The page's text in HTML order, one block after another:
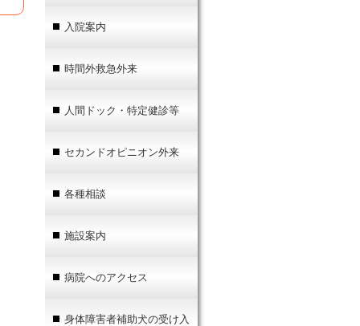
入院案内
時間外救急外来
人間ドック・特定健診等
セカンドオピニオン外来
各種相談
施設案内
病院へのアクセス
身体障害者補助犬の受け入